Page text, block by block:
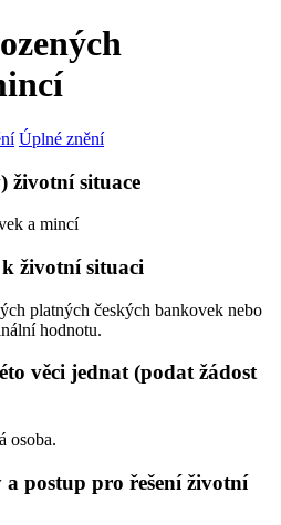
Úplné znění
životní situace
a mincí
životní situaci
platných českých bankovek nebo
hodnotu.
věci jednat (podat žádost
osoba.
postup pro řešení životní